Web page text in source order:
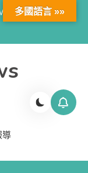
導
多國語言 »»